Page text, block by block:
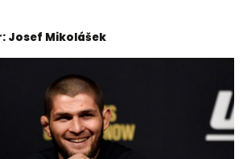
Josef Mikolášek